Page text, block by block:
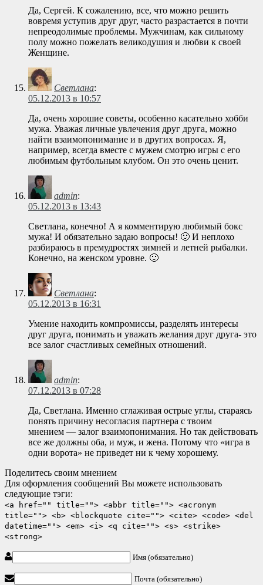
Да, Сергей. К сожалению, все, что можно решить
вовремя уступив друг друг, часто разрастается в почти
непреодолимые проблемы. Мужчинам, как сильному
полу можно пожелать великодушия и любви к своей
Женщине.
Светлана:
05.12.2013 в 10:57
Да, очень хорошие советы, особенно касательно хобби
мужа. Уважая личные увлечения друг друга, можно
найти взаимопонимание и в других вопросах. Я,
например, всегда вместе с мужем смотрю игры с его
любимым футбольным клубом. Он это очень ценит.
admin:
05.12.2013 в 13:43
Светлана, конечно! А я комментирую любимый бокс
мужа! И обязательно задаю вопросы! 🙂 И неплохо
разбираюсь в премудростях зимней и летней рыбалки.
Конечно, на женском уровне. 🙂
Светлана:
05.12.2013 в 16:31
Умение находить компромиссы, разделять интересы
друг друга, понимать и уважать желания друг друга- это
все залог счастливых семейных отношений.
admin:
07.12.2013 в 07:28
Да, Светлана. Именно сглаживая острые углы, стараясь
понять причину несогласия партнера с твоим
мнением — залог взаимопонимания. Но так действовать
все же должны оба, и муж, и жена. Потому что «игра в
одни ворота» не приведет ни к чему хорошему.
Поделитесь своим мнением
Для оформления сообщений Вы можете использовать
следующие тэги:
<a href="" title=""> <abbr title=""> <acronym
title=""> <b> <blockquote cite=""> <cite> <code> <del
datetime=""> <em> <i> <q cite=""> <s> <strike>
<strong>
Имя (обязательно)
Почта (обязательно)